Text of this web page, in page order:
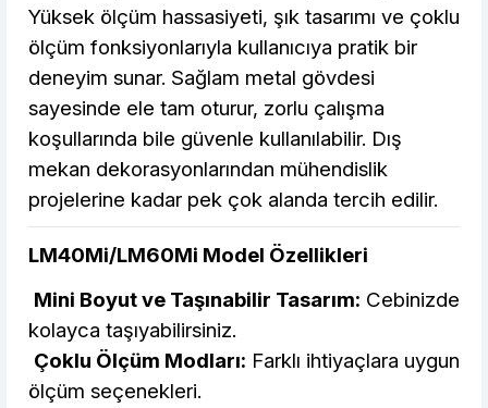
Yüksek ölçüm hassasiyeti, şık tasarımı ve çoklu
ölçüm fonksiyonlarıyla kullanıcıya pratik bir
deneyim sunar. Sağlam metal gövdesi
sayesinde ele tam oturur, zorlu çalışma
koşullarında bile güvenle kullanılabilir. Dış
mekan dekorasyonlarından mühendislik
projelerine kadar pek çok alanda tercih edilir.
LM40Mi/LM60Mi Model Özellikleri
Mini Boyut ve Taşınabilir Tasarım: Cebinizde
kolayca taşıyabilirsiniz.
Çoklu Ölçüm Modları: Farklı ihtiyaçlara uygun
ölçüm seçenekleri.